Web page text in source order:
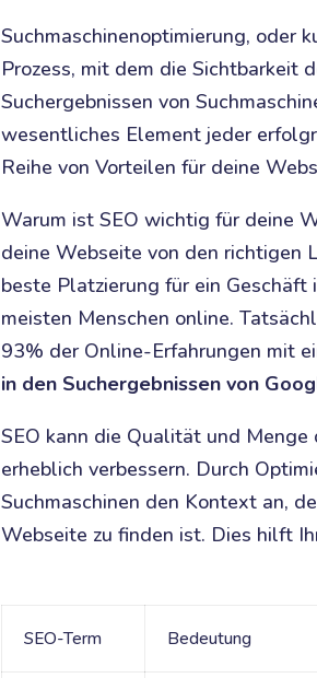
Suchmaschinenoptimierung, oder
Prozess, mit dem die Sichtbarkeit
Suchergebnissen von
wesentliches Element jeder
Reihe von Vorteilen für deine
Warum ist SEO wichtig für deine
deine Webseite von den richtigen
beste Platzierung für ein
meisten Menschen online.
93% der Online-Erfahrungen mit
in den Suchergebnissen von
SEO kann die Qualität und
erheblich verbessern. Durch
Suchmaschinen den Kontext an,
Webseite zu finden ist. Dies hilft
SEO-Term Bedeutung